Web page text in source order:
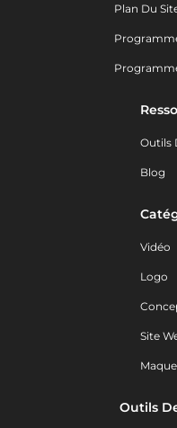
Plan Du
Outils
Blog
Vidéo
Logo
Site
Outils